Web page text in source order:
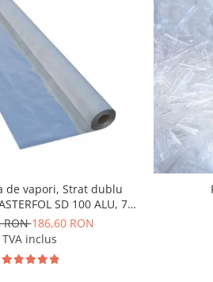
de vapori, Strat dublu
SD 100 ALU, 75
mp
RON186,60 RON
TVA inclus